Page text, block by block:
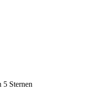
5 Sternen